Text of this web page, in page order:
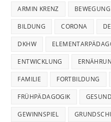
ARMIN KRENZ BEWEGUNG
BILDUNG CORONA
DKHW
ENTWICKLUNG
FAMILIE FORTBILDUNG
FRÜHPÄDAGOGIK
GEWINNSPIEL